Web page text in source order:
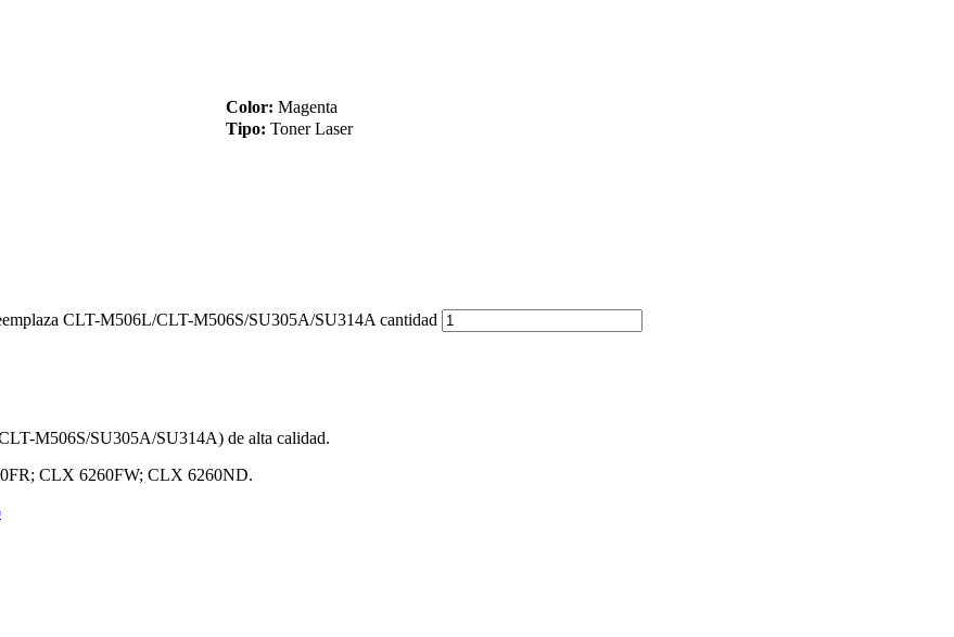
Color: Magenta
Tipo: Toner Laser
CLT-M506L/CLT-M506S/SU305A/SU314A cantidad
M506S/SU305A/SU314A) de alta calidad.
CLX 6260FW; CLX 6260ND.